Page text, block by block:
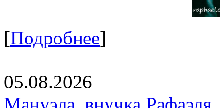
[Подробнее]
05.08.2026